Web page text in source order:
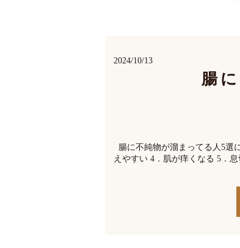
2024/10/13
腸
腸に不純物が溜まってる人5選
えやすい 4．肌が痒くなる 5．